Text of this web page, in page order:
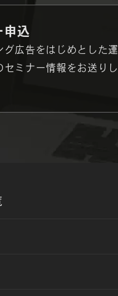
申込
グ広告をはじめとした運
セミナー情報をお送りし